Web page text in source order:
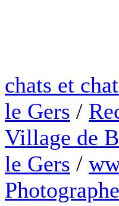
chats et
le Gers /
Village de
le Gers /